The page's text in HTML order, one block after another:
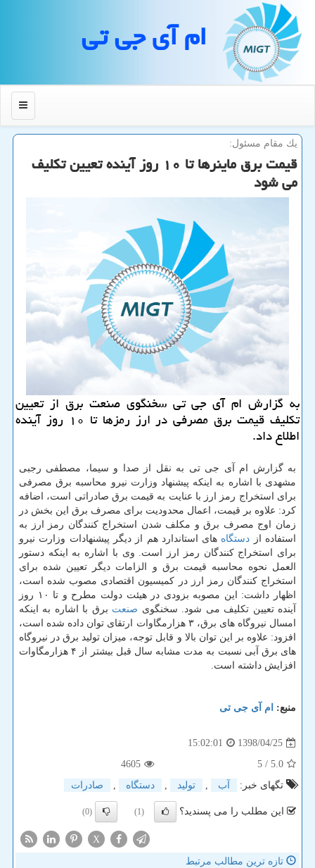
ام آی جی تی
منو
یك مقام مسئول:
قیمت برق ماینرها تا ۱۰ روز آینده تعیین تكلیف
می شود
به گزارش ام آی جی تی سخنگوی صنعت برق از تعیین
تكلیف قیمت برق مصرفی در ارز رمزها تا ۱۰ روز آینده
اطلاع داد.
به گزارش ام آی جی تی به نقل از صدا و سیما، مصطفی رجبی
مشهدی با اشاره به اینكه پیشنهاد وزارت نیرو محاسبه برق مصرفی
برای استخراج رمز ارز با عنایت به قیمت برق صادراتی است، اضافه
كرد: علاوه بر قیمت، اعمال محدودیت برای مصرف برق این بخش در
زمان اوج مصرف برق و مكلف شدن استخراج كنندگان رمز ارز به
استفاده از دستگاه های استاندارد هم از دیگر پیشنهادات وزارت نیرو
برای استخراج كنندگان رمز ارز است. وی با اشاره به اینكه دستور
العمل نحوه محاسبه قیمت برق و الزامات دیگر تعیین شده برای
استخراج كنندگان رمز ارز در كمیسیون اقتصادی مصوب شده است،
اظهار داشت: این مصوبه بزودی در هیئت دولت مطرح و تا ۱۰ روز
آینده تعیین تكلیف می شود. سخنگوی صنعت برق با اشاره به اینكه
امسال نیروگاه های برق، ۳ هزارمگاوات ارتقای توان داده شده است،
افزود: علاوه بر این توان بالا و قابل توجه، میزان تولید برق در نیروگاه
های برق آبی نسبت به مدت مشابه سال قبل بیشتر از ۴ هزارمگاوات
افزایش داشته است.
منبع: ام آی جی تی
1398/04/25
15:02:01
5.0
/ 5
4605
تگهای خبر:
آب , تولید , دستگاه , صادرات
این مطلب را می پسندید؟ (1)
(0)
X
تازه ترین مطالب مرتبط